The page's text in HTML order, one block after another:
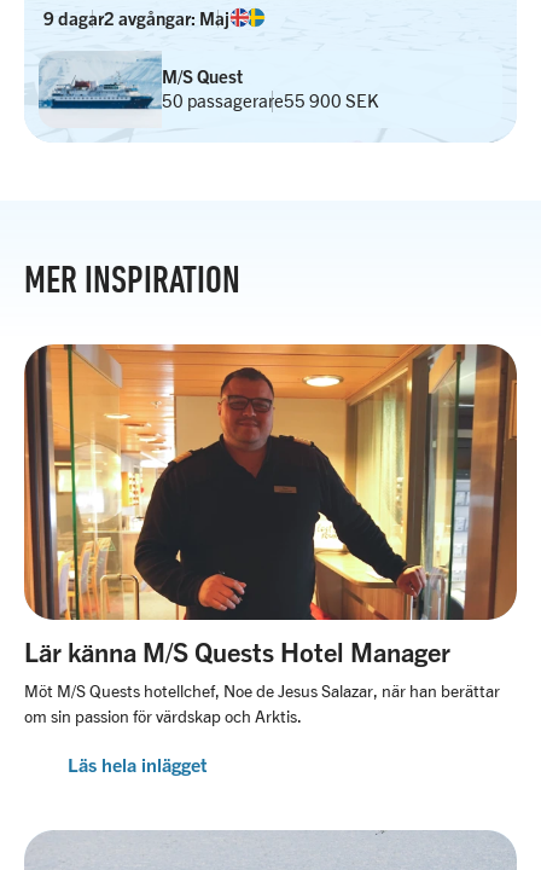
9 dagar2 avgångar: Maj
M/S Quest
50 passagerare55 900 SEK
MER INSPIRATION
Lär känna M/S Quests Hotel Manager
Möt M/S Quests hotellchef, Noe de Jesus Salazar, när han berättar
om sin passion för värdskap och Arktis.
Läs hela inlägget